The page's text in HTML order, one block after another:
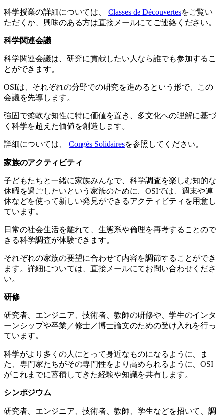
科学授業の詳細については、 Classes de Découvertesをご覧い
ただくか、興味のある方は直接メールにてご連絡ください。
科学関連会議
科学関連会議は、研究に貢献したい人なら誰でも参加するこ
とができます。
OSIは、それぞれの分野での研究を進めるという形で、この
会議を先導します。
強固で柔軟な知性に特に価値を置き、多文化への理解に基づ
く科学を超えた価値を創造します。
詳細については、 Congés Solidairesを参照してください。
家族のアクティビティ
子どもたちと一緒に家族みんなで、科学調査を楽しむ知的な
休暇を過ごしたいという家族のために、OSIでは、週末や連
休などを使って新しい発見ができるアクティビティを用意し
ています。
日常の社会生活を離れて、生態系や倫理を再考することので
きる科学調査が体験できます。
それぞれの家族の要望に合わせて内容を調節することができ
ます。詳細については、直接メールにてお問い合わせくださ
い。
研修
研究者、エンジニア、技術者、教師の研修や、学生のインタ
ーンシップや卒業／修士／博士論文のための受け入れを行っ
ています。
科学がより多くの人にとって身近なものになるように、ま
た、専門家たちがその専門性をより高められるように、OSI
がこれまでに蓄積してきた経験や知識を共有します。
シンポジウム
研究者、エンジニア、技術者、教師、学生などを招いて、調